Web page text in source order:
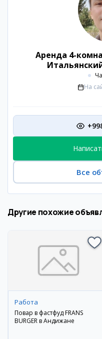
Аренда 4-
На
Все
Другие похожие
Работа
Повар в фастфуд FRANS
BURGER в Андижане